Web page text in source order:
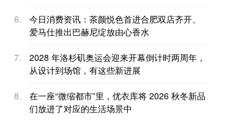
6.
今日消费资讯：茶颜悦色首进合肥双店齐开、
爱马仕推出巴赫尼绽放由心香水
7.
2028 年洛杉矶奥运会迎来开幕倒计时两周年，
从设计到场馆，有这些新进展
8.
在一座“微缩都市”里，优衣库将 2026 秋冬新品
们放进了对应的生活场景中